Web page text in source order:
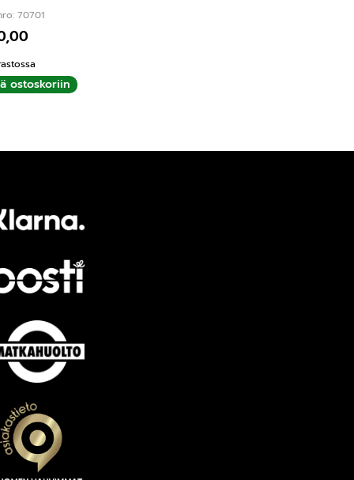
70701
ostoskoriin